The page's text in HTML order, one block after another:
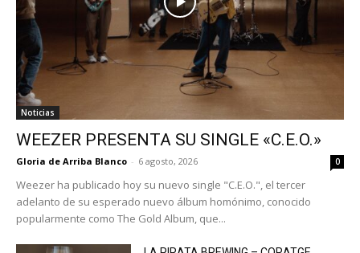
Noticias
WEEZER PRESENTA SU SINGLE «C.E.O.»
Gloria de Arriba Blanco - 6 agosto, 2026 0
Weezer ha publicado hoy su nuevo single "C.E.O.", el tercer
adelanto de su esperado nuevo álbum homónimo, conocido
popularmente como The Gold Album, que...